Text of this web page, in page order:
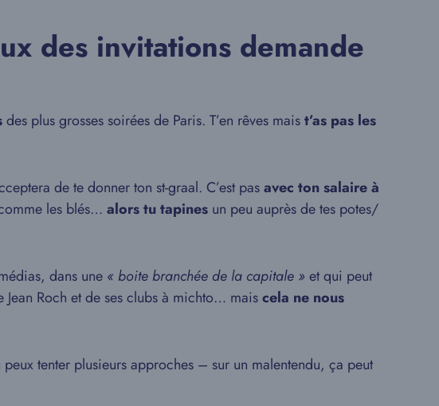
des invitations demande
des plus grosses soirées de Paris. T’en rêves maist’as pas les
de te donner ton st-graal. C’est pasavec ton salaire à
les blés… alors tu tapines un peu auprès de tes potes/
dans une « boite branchée de la capitale »et qui peut
Jean Roch et de ses clubs à michto… maiscela ne nous
tenter plusieurs approches – sur un malentendu, ça peut